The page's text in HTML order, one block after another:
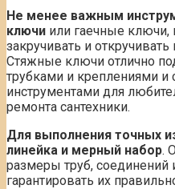
Не менее важным
ключи или гаечные
закручивать и
Стяжные ключи отлично
трубками и креплениями
инструментами для
ремонта сантехники.
Для выполнения точных
линейка и мерный набор.
размеры труб, соединений
гарантировать их